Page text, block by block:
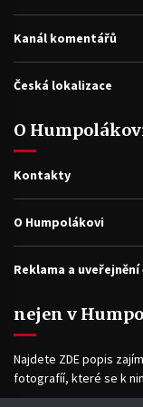
Kanál komentářů
Česká lokalizace
O
Kontakty
O Humpolákovi
Reklama a uveřejnění
nejen v
Najdete ZDE popis
fotografíí, které se k